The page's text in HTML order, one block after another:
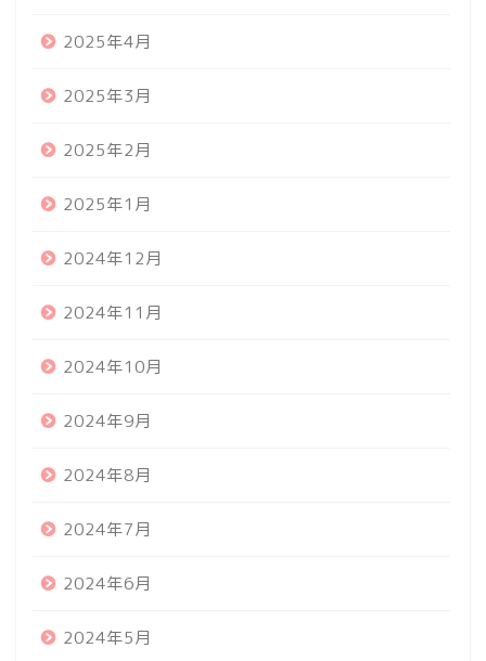
2025年4月
2025年3月
2025年2月
2025年1月
2024年12月
2024年11月
2024年10月
2024年9月
2024年8月
2024年7月
2024年6月
2024年5月